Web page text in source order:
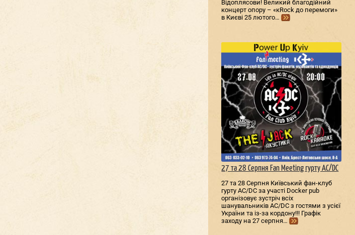
Відоплясови! Великий благодійний
концерт опору – «кRock до перемоги»
в Києві 25 лютого…
27 та 28 Серпня Fan Meeting гурту AC/DС
27 та 28 Серпня Київський фан-клуб
гурту AC/DС за участі Docker pub
організовує зустріч всіх
шанувальників AC/DС з гостями з усієї
України та із-за кордону!!! Графік
заходу на 27 серпня…